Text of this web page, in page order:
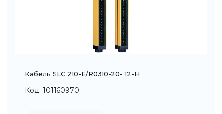
Кабель SLC 210-E/R0310-20- 12-H
Код: 101160970